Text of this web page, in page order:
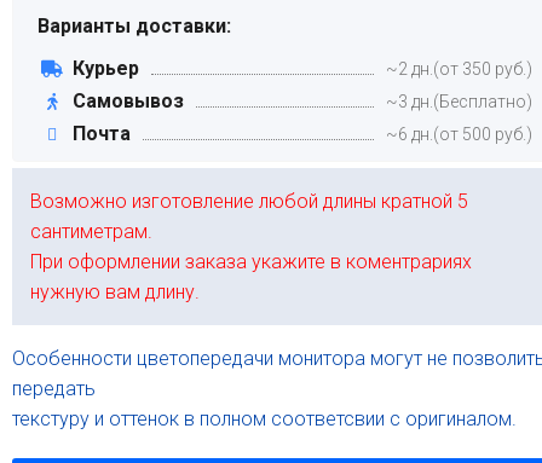
Варианты доставки:
Курьер
~2 дн.(от 350 руб.)
Самовывоз ~3 дн.(Бесплатно)
Почта ~6 дн.(от 500 руб.)
Возможно изготовление любой длины кратной 5
сантиметрам.
При оформлении заказа укажите в коментрариях
нужную вам длину.
Особенности цветопередачи монитора могут не
передать
текстуру и оттенок в полном соответсвии с оригиналом.